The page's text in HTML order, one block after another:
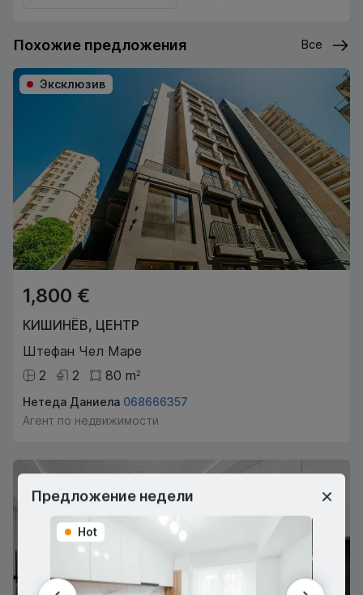
Похожие предложения Все
Эксклюзив
1,800 €
КИШИНЁВ, ЦЕНТР
Штефан Чел Маре
2
2 80 m2
Нетеда Даниела 068666357
Агент по недвижимости
Предложение недели
Hot